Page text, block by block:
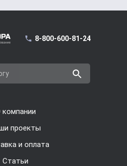
8-800-600-81-24
компании
проекты
и оплата
Cтатьи